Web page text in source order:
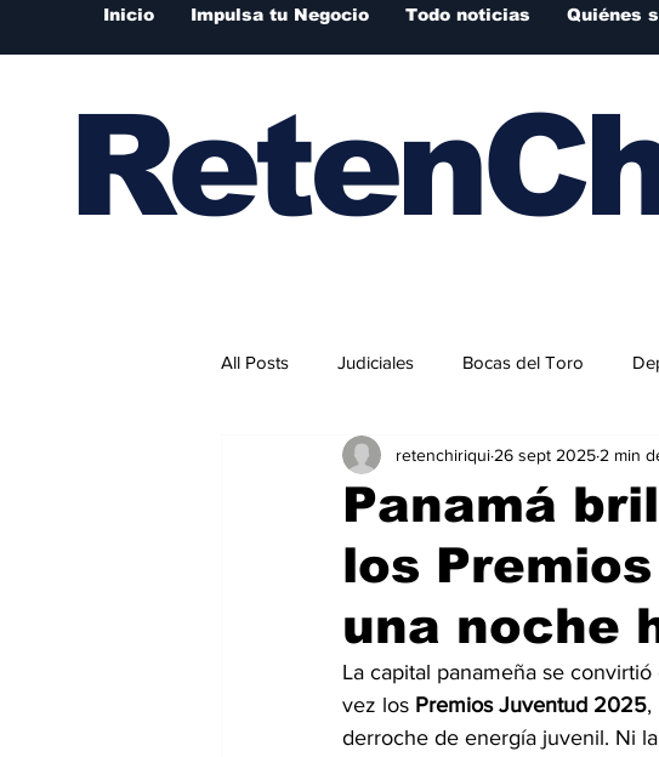
Inicio Impulsa tu Negocio Todo noticias Quiénes
All Posts Judiciales Bocas del Toro
Internacionales
Panamá
los
una noche
retenchiriqui 26 sept 2025 2 min
La capital panameña se
vez los Premios Juventud 2025,
derroche de energía juvenil. Ni